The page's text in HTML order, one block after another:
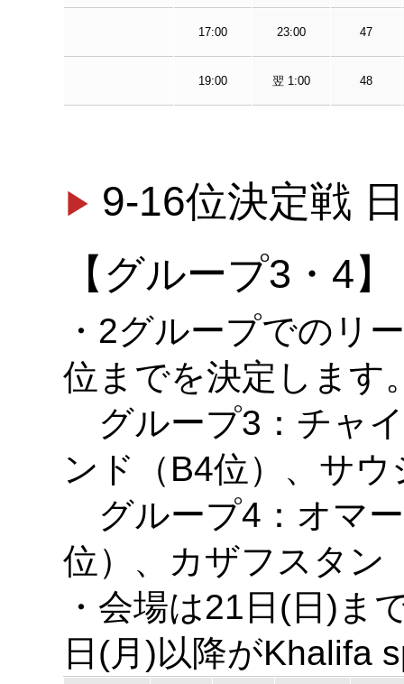
17:00 23:00 47
19:00 翌 1:00 48
9-16位決定戦
【グループ3・4】
・2グループでのリ
位までを決定します
グループ3：チャ
ンド（B4位）、サ
グループ4：オマ
位）、カザフスタン
・会場は21日(日)ま
日(月)以降がKhalifa